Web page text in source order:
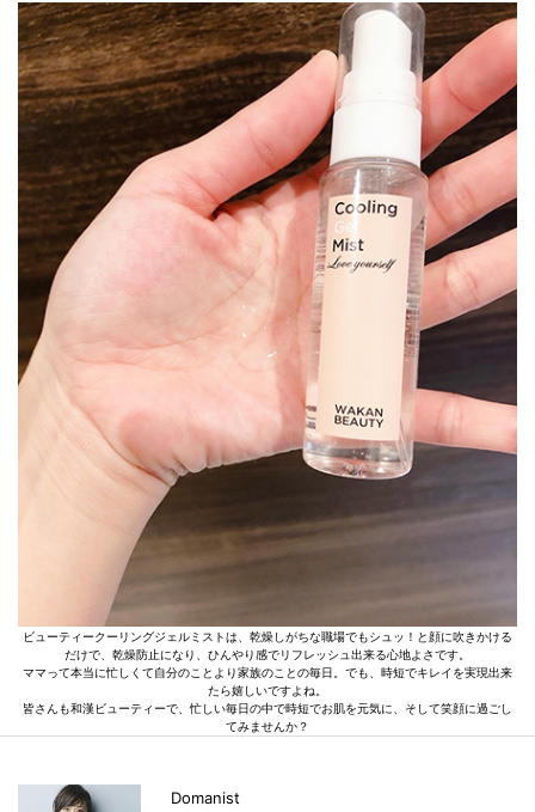
ビューティークーリングジェルミストは、乾燥しがちな職場でもシュッ！と顔に吹きかける
だけで、乾燥防止になり、ひんやり感でリフレッシュ出来る心地よさです。
ママって本当に忙しくて自分のことより家族のことの毎日。でも、時短でキレイを実現出来
たら嬉しいですよね。
皆さんも和漢ビューティーで、忙しい毎日の中で時短でお肌を元気に、そして笑顔に過ごし
てみませんか？
Domanist